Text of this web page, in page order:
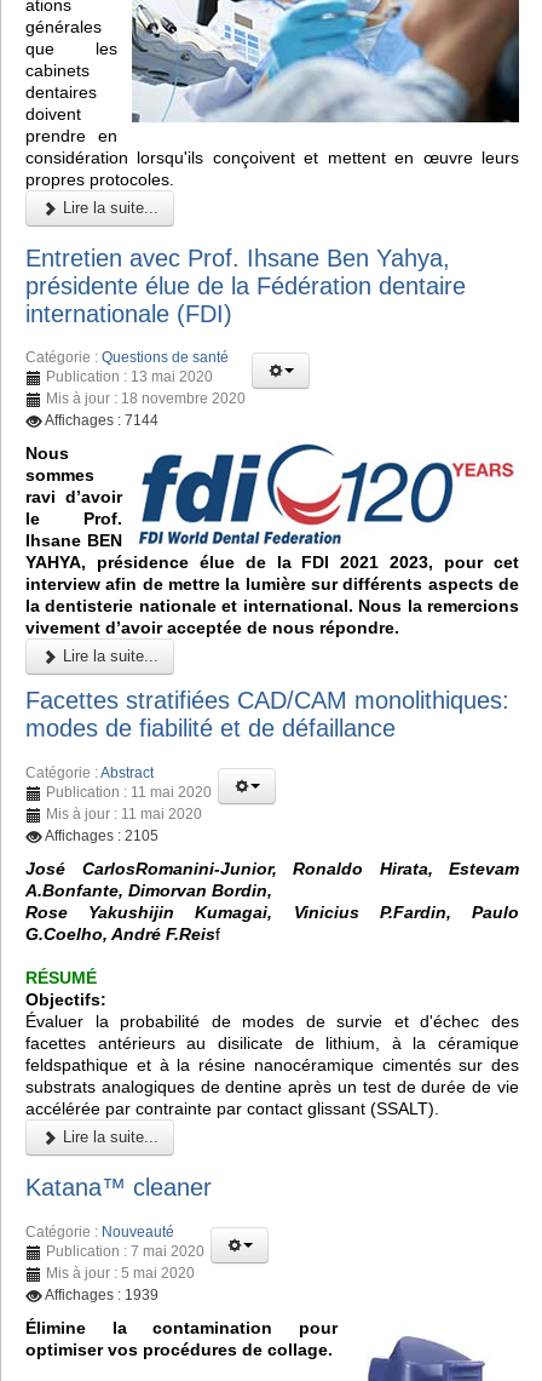
ations
générales
que les
cabinets
dentaires
doivent
prendre en
considération lorsqu'ils conçoivent et mettent en œuvre leurs
propres protocoles.
Lire la suite...
Entretien avec Prof. Ihsane Ben Yahya,
présidente élue de la Fédération dentaire
internationale (FDI)
Catégorie : Questions de santé
Publication : 13 mai 2020
Mis à jour : 18 novembre 2020
Affichages : 7144
Nous
sommes
ravi d’avoir
le Prof.
Ihsane BEN
YAHYA, présidence élue de la FDI 2021 2023, pour cet
interview afin de mettre la lumière sur différents aspects de
la dentisterie nationale et international. Nous la remercions
vivement d’avoir acceptée de nous répondre.
Lire la suite...
Facettes stratifiées CAD/CAM monolithiques:
modes de fiabilité et de défaillance
Catégorie :Abstract
Publication : 11 mai 2020
Mis à jour : 11 mai 2020
Affichages : 2105
José CarlosRomanini-Junior, Ronaldo Hirata, Estevam
A.Bonfante, Dimorvan Bordin,
Rose Yakushijin Kumagai, Vinicius P.Fardin, Paulo
G.Coelho, André F.Reisf
RÉSUMÉ
Objectifs:
Évaluer la probabilité de modes de survie et d'échec des
facettes antérieurs au disilicate de lithium, à la céramique
feldspathique et à la résine nanocéramique cimentés sur des
substrats analogiques de dentine après un test de durée de vie
accélérée par contrainte par contact glissant (SSALT).
Lire la suite...
Katana™ cleaner
Catégorie : Nouveauté
Publication : 7 mai 2020
Mis à jour : 5 mai 2020
Affichages : 1939
Élimine la contamination pour
optimiser vos procédures de collage.